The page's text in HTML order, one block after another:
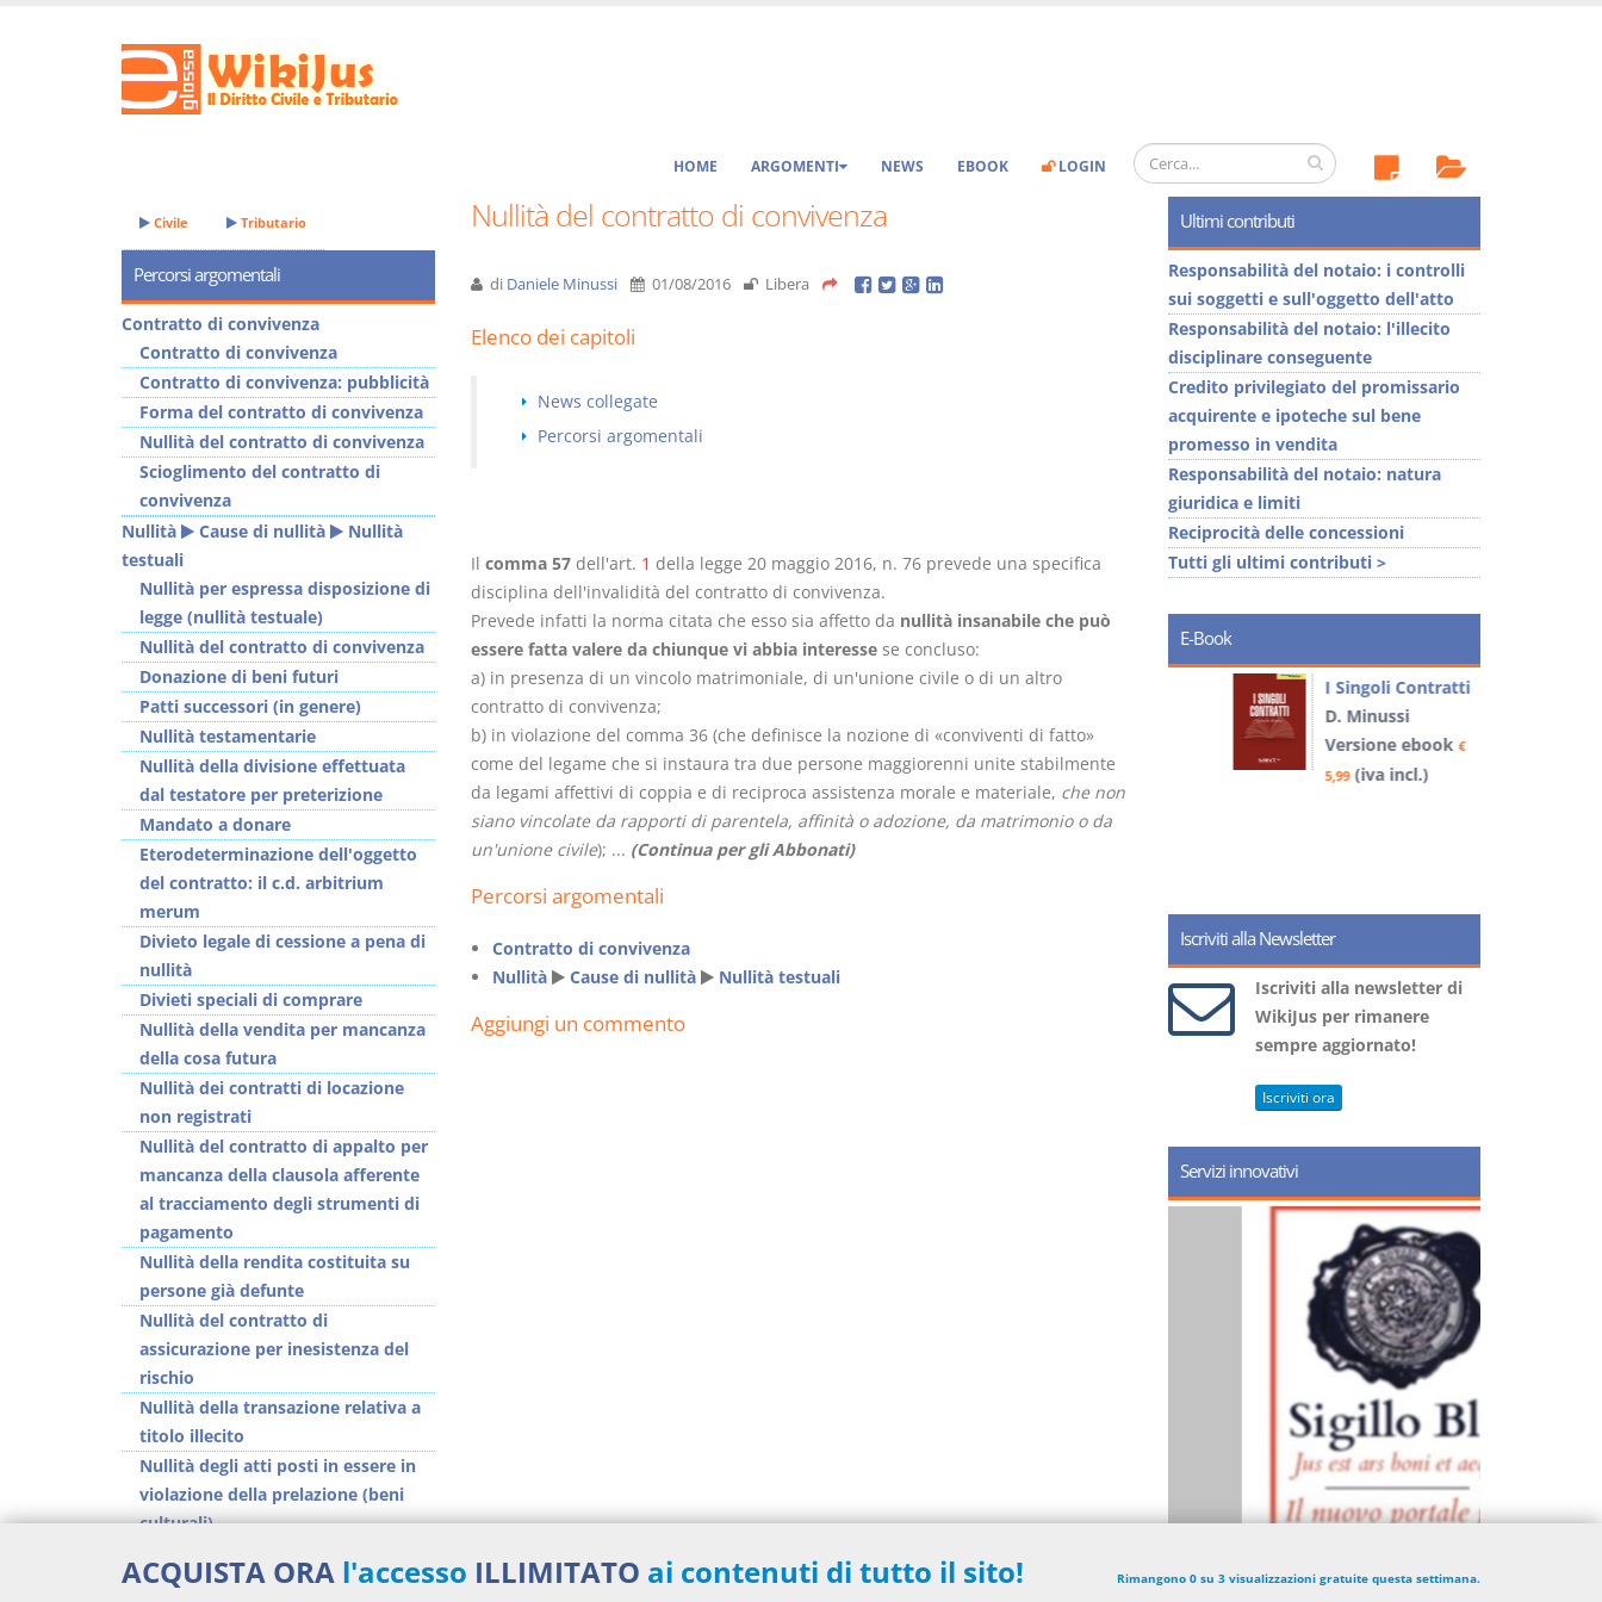
HOME ARGOMENTI NEWS EBOOK LOGIN
Nullità del contratto di convivenza
di Daniele Minussi 01/08/2016 Libera
Elenco dei capitoli
News collegate
Percorsi argomentali
Il comma 57dell'art. 1 della legge 20 maggio 2016, n. 76 prevede una specifica
disciplina dell'invalidità del contratto di convivenza.
Prevede infatti la norma citata che esso sia affetto da nullità insanabile che può
essere fatta valere da chiunque vi abbia interessese concluso:
a) in presenza di un vincolo matrimoniale, di un'unione civile o di un altro
contratto di convivenza;
b) in violazione del comma 36 (che definisce la nozione di «conviventi di fatto»
come del legame che si instaura tra due persone maggiorenni unite stabilmente
da legami affettivi di coppia e di reciproca assistenza morale e materiale, che non
siano vincolate da rapporti di parentela, affinità o adozione, da matrimonio o da
un'unione civile); ... (Continua per gli Abbonati)
Percorsi argomentali
Contratto di convivenza
Nullità
Cause di nullità Nullità testuali
Aggiungi un commento
Civile Tributario
Percorsi argomentali
Contratto di convivenza
Contratto di convivenza
Contratto di convivenza: pubblicità
Forma del contratto di convivenza
Nullità del contratto di convivenza
Scioglimento del contratto di
convivenza
Nullità
Cause di nullità
Nullità
testuali
Nullità per espressa disposizione di
legge (nullità testuale)
Nullità del contratto di convivenza
Donazione di beni futuri
Patti successori (in genere)
Nullità testamentarie
Nullità della divisione effettuata
dal testatore per preterizione
Mandato a donare
Eterodeterminazione dell'oggetto
del contratto: il c.d. arbitrium
merum
Divieto legale di cessione a pena di
nullità
Divieti speciali di comprare
Nullità della vendita per mancanza
della cosa futura
Nullità dei contratti di locazione
non registrati
Nullità del contratto di appalto per
mancanza della clausola afferente
al tracciamento degli strumenti di
pagamento
Nullità della rendita costituita su
persone già defunte
Nullità del contratto di
assicurazione per inesistenza del
rischio
Nullità della transazione relativa a
titolo illecito
Nullità degli atti posti in essere in
violazione della prelazione (beni
culturali)
Invalidità dell'atto costitutivo di
Ultimi contributi
Responsabilità del notaio: i controlli
sui soggetti e sull'oggetto dell'atto
Responsabilità del notaio: l'illecito
disciplinare conseguente
Credito privilegiato del promissario
acquirente e ipoteche sul bene
promesso in vendita
Responsabilità del notaio: natura
giuridica e limiti
Reciprocità delle concessioni
Tutti gli ultimi contributi >
E-Book
I Vincoli Preliminari
Versione ebook€
Usufrutto Uso e
Abitazione
Versione ebook€
4,19 (iva incl.)
Prescrizione e
decadenza
D. Minussi
Versione ebook€
4,19 (iva incl.)
Rapporto e
D. Minussi
Versione ebook€
5,99 (iva incl.)
I Singoli Contratti
D. Minussi
Versione ebook€
5,99 (iva incl.)
Iscriviti alla Newsletter
Iscriviti alla newsletter di
WikiJus per rimanere
sempre aggiornato!
Iscriviti ora
Servizi innovativi
ACQUISTA ORA l'accesso ILLIMITATO ai contenuti di tutto il sito! Rimangono 0 su 3 visualizzazioni gratuite questa settimana.